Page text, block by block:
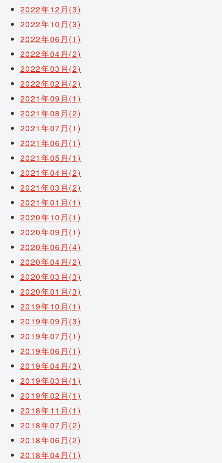
2022年12月(3)
2022年10月(3)
2022年06月(1)
2022年04月(2)
2022年03月(2)
2022年02月(2)
2021年09月(1)
2021年08月(2)
2021年07月(1)
2021年06月(1)
2021年05月(1)
2021年04月(2)
2021年03月(2)
2021年01月(1)
2020年10月(1)
2020年09月(1)
2020年06月(4)
2020年04月(2)
2020年03月(3)
2020年01月(3)
2019年10月(1)
2019年09月(3)
2019年07月(1)
2019年06月(1)
2019年04月(3)
2019年03月(1)
2019年02月(1)
2018年11月(1)
2018年07月(2)
2018年06月(2)
2018年04月(1)